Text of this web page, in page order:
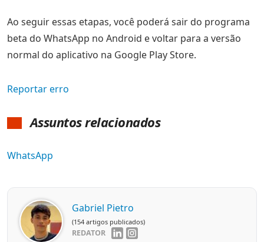
Ao seguir essas etapas, você poderá sair do programa
beta do WhatsApp no Android e voltar para a versão
normal do aplicativo na Google Play Store.
Reportar erro
Assuntos relacionados
WhatsApp
Gabriel Pietro
(154 artigos publicados)
REDATOR